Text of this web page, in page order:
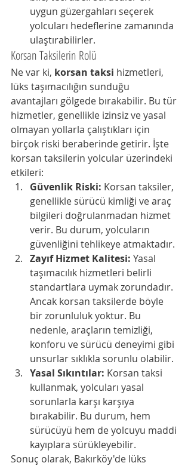
uygun güzergahları seçerek
yolcuları hedeflerine zamanında
ulaştırabilirler.
Korsan Taksilerin Rolü
Ne var ki, korsan taksi hizmetleri,
lüks taşımacılığın sunduğu
avantajları gölgede bırakabilir. Bu tür
hizmetler, genellikle izinsiz ve yasal
olmayan yollarla çalıştıkları için
birçok riski beraberinde getirir. İşte
korsan taksilerin yolcular üzerindeki
etkileri:
Güvenlik Riski: Korsan taksiler,
genellikle sürücü kimliği ve araç
bilgileri doğrulanmadan hizmet
verir. Bu durum, yolcuların
güvenliğini tehlikeye atmaktadır.
Zayıf Hizmet Kalitesi: Yasal
taşımacılık hizmetleri belirli
standartlara uymak zorundadır.
Ancak korsan taksilerde böyle
bir zorunluluk yoktur. Bu
nedenle, araçların temizliği,
konforu ve sürücü deneyimi gibi
unsurlar sıklıkla sorunlu olabilir.
Yasal Sıkıntılar: Korsan taksi
kullanmak, yolcuları yasal
sorunlarla karşı karşıya
bırakabilir. Bu durum, hem
sürücüyü hem de yolcuyu maddi
kayıplara sürükleyebilir.
Sonuç olarak, Bakırköy'de lüks